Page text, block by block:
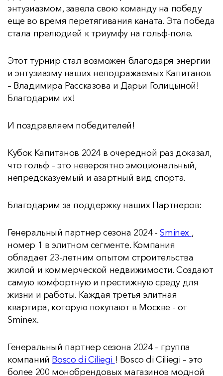
энтузиазмом, завела свою команду на победу
еще во время перетягивания каната. Эта победа
стала прелюдией к триумфу на гольф-поле.
Этот турнир стал возможен благодаря энергии
и энтузиазму наших неподражаемых Капитанов
– Владимира Рассказова и Дарьи Голицыной!
Благодарим их!
И поздравляем победителей!
Кубок Капитанов 2024 в очередной раз доказал,
что гольф – это невероятно эмоциональный,
непредсказуемый и азартный вид спорта.
Благодарим за поддержку наших Партнеров:
Генеральный партнер сезона 2024 -Sminex ,
номер 1 в элитном сегменте. Компания
обладает 23-летним опытом строительства
жилой и коммерческой недвижимости. Создают
самую комфортную и престижную среду для
жизни и работы. Каждая третья элитная
квартира, которую покупают в Москве - от
Sminex.
Генеральный партнер сезона 2024 – группа
компаний Bosco di Ciliegi ! Bosco di Ciliegi – это
более 200 монобрендовых магазинов модной